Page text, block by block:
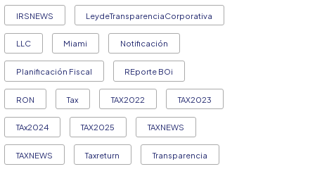
IRSNEWS LeydeTransparenciaCorporativa
LLC Miami Notificación
Planificación Fiscal REporte BOi
RON Tax TAX2022 TAX2023
TAx2024 TAX2025 TAXNEWS
TAXNEWS Taxreturn Transparencia